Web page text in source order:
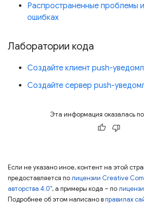
Распространенные проблемы
ошибках
Лаборатории кода
Создайте клиент push-
Создайте сервер push-
Эта информация оказалась
Если не указано иное, контент на этой
предоставляется полицензии Creative
авторства 4.0", а примеры кода – по
Подробнее об этом написано вправилах